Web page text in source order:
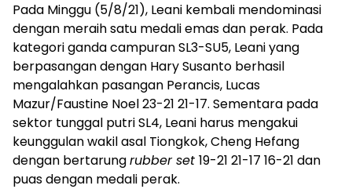
Pada Minggu (5/8/21), Leani kembali mendominasi
dengan meraih satu medali emas dan perak. Pada
kategori ganda campuran SL3-SU5, Leani yang
berpasangan dengan Hary Susanto berhasil
mengalahkan pasangan Perancis, Lucas
Mazur/Faustine Noel 23-21 21-17. Sementara pada
sektor tunggal putri SL4, Leani harus mengakui
keunggulan wakil asal Tiongkok, Cheng Hefang
dengan bertarungrubber set 19-21 21-17 16-21 dan
puas dengan medali perak.